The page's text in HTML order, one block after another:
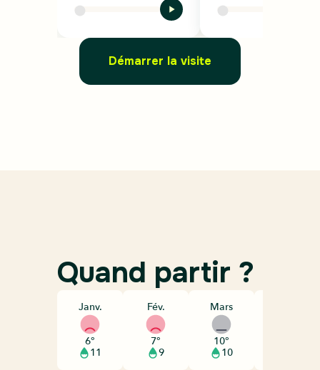
Démarrer la visite
Quand partir ?
Janv.
6°
11
Fév.
7°
9
Mars
10°
10